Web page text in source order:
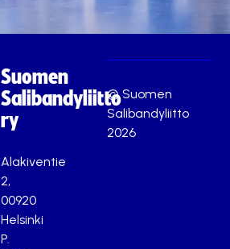
Suomen
Salibandyliitto
ry
Alakiventie
2,
00920
Helsinki
P.
© Suomen
Salibandyliitto
2026